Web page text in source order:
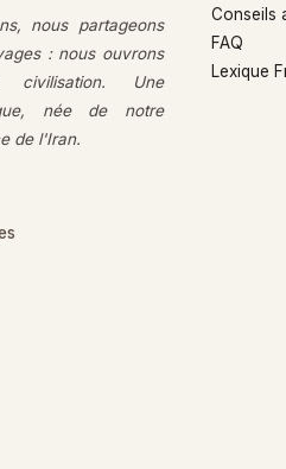
nous partageons
: nous ouvrons
Une
née de notre
de l'Iran.
Conseils
FAQ
Lexique